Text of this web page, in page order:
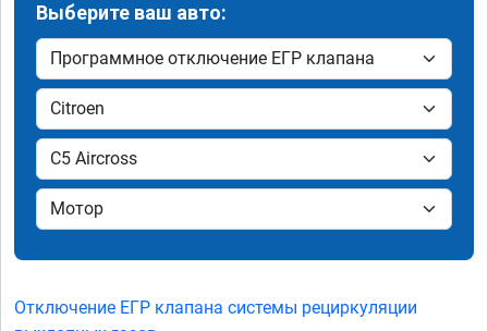
Выберите ваш авто:
Отключение ЕГР клапана системы рециркуляции